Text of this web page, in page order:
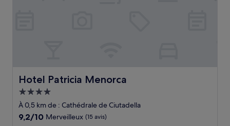
Hotel Patricia Menorca
Hotel Patricia Menorca
Hébergement
4.0 étoiles
À 0,5 km de : Cathédrale de Ciutadella
9.2
9,2/10 Merveilleux (15 avis)